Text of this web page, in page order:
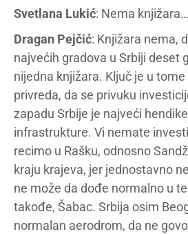
Svetlana Lukić: Nema knjižara…
Dragan Pejčić: Knjižara nema,
najvećih gradova u Srbiji deset
nijedna knjižara. Ključ je u
privreda, da se privuku
zapadu Srbije je najveći
infrastrukture. Vi nemate
recimo u Rašku, odnosno
kraju krajeva, jer jednostavno
ne može da dođe normalno u
takođe, Šabac. Srbija osim
normalan aerodrom, da ne